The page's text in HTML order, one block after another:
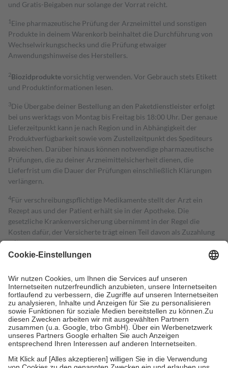
und Gratis-Beigaben nur solange der Vorrat reicht.
1 Eine pharmazeutische Prüfung der Arzneimittel und sonstigen
Produkte in deinem Warenkorb beinhaltet die Durchführung von
Wechselwirkungschecks und die Prüfung etwaiger
Anwendungshinweise des Herstellers.
2Biozidproduktevorsichtig verwenden. Vor Gebrauch stets Etikett
und Produktinformationen lesen.
3Die Übergabe deiner Bestellung an den Paketdienstleister erfolgt
bei uns werktags von Montag bis Freitag bis 18:00 Uhr. Der genaue
Lieferzeitpunkt kann je nach Region und in Abhängigkeit der
Produktverfügbarkeit sowie vom Zustellzeitpunkt des Spediteurs
abweichen. Darüber hinaus können notwendige pharmazeutische
Prüfungen, die zu deiner Arzneimittelsicherheit dienen, die
Lieferfrist um die Dauer der Prüfungen einschließlich Klärungen
verlängern.
4Für verschreibungspflichtige Medikamente stellt der Arzt ein
Rezept aus und der Patient erhält sie in der Apotheke. Die
gesetzliche Krankenversicherung übernimmt in der Regel die
Kosten dafür, der Versicherte trägt einen Teil davon als Zuzahlung
mit.
Grundsätzlich leisten Mitglieder Zuzahlungen in Höhe von zehn
höchstens zehn Euro.
Es sind jedoch nie mehr als die tatsächlichen
Kosten der Leistung zu entrichten.
Diese Regeln gelten grundsätzlich auch für Online-Apotheken.
Bei Heilmitteln und häuslicher Krankenpflege beträgt die
Zuzahlung zehn Prozent der Kosten sowie zehn Euro je
Verordnung.
Um das Engagement der Versicherten für ihre eigene Gesundheit zu
stärken und die besondere Stellung der Familie zu unterstützen,
fallenkeine Zuzahlungenan bei: